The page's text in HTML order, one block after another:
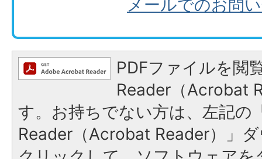
メールでのお問
PDFファイルを閲
Reader（Acrobat
す。お持ちでない方は、左記の
Reader（Acrobat Reader）」